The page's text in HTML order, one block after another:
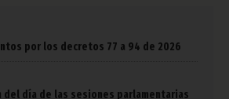
por los decretos 77 a 94 de 2026
del día de las sesiones parlamentarias